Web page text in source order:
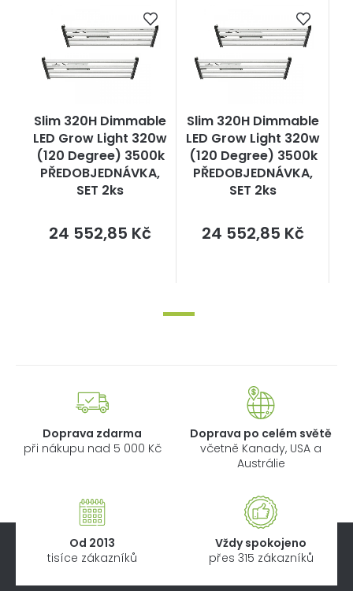
Slim 320H Dimmable
LED Grow Light 320w
(120 Degree) 3500k
PŘEDOBJEDNÁVKA,
SET 2ks
24 552,85 Kčcena:
Slim 320H Dimmable
LED Grow Light 320w
(120 Degree) 3500k
PŘEDOBJEDNÁVKA,
SET 2ks
24 552,85 Kčcena:
Doprava zdarma
při nákupu nad 5 000 Kč
Doprava po celém světě
včetně Kanady, USA a
Austrálie
Od 2013
tisíce zákazníků
Vždy spokojeno
přes 315 zákazníků